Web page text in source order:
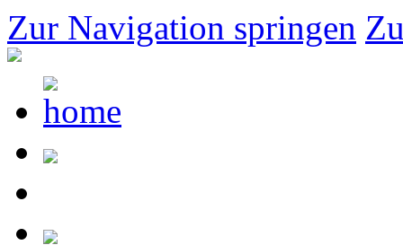
Zur Navigation springen